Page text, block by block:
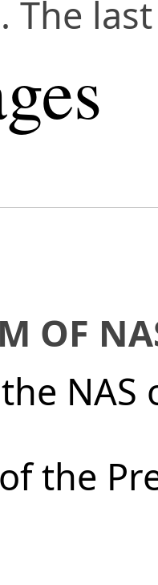
The
OF
NAS
the